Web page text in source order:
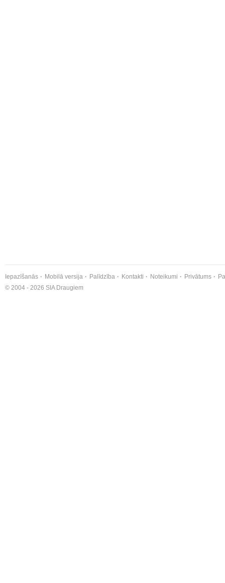
Iepazīšanās Mobilā versija Palīdzība Kontakti Noteikumi Privātums
© 2004 - 2026 SIA Draugiem